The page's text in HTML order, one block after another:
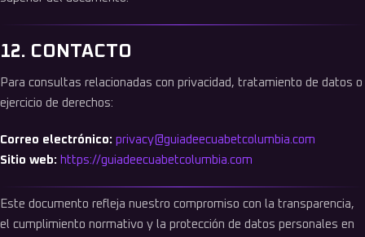
12. CONTACTO
Para consultas relacionadas con privacidad, tratamiento de datos o
ejercicio de derechos:
Correo electrónico: privacy@guiadeecuabetcolumbia.com
Sitio web: https://guiadeecuabetcolumbia.com
Este documento refleja nuestro compromiso con la transparencia,
el cumplimiento normativo y la protección de datos personales en